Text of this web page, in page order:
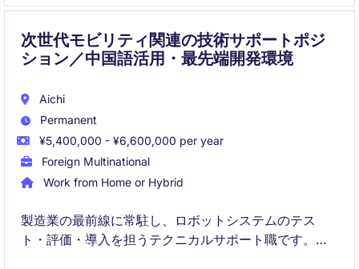
次世代モビリティ関連の技術サポートポジ
ション／中国語活用・最先端開発環境
Aichi
Permanent
¥5,400,000 - ¥6,600,000 per year
Foreign Multinational
Work from Home or Hybrid
製造業の最前線に常駐し、ロボットシステムのテス
ト・評価・導入を担うテクニカルサポート職です。